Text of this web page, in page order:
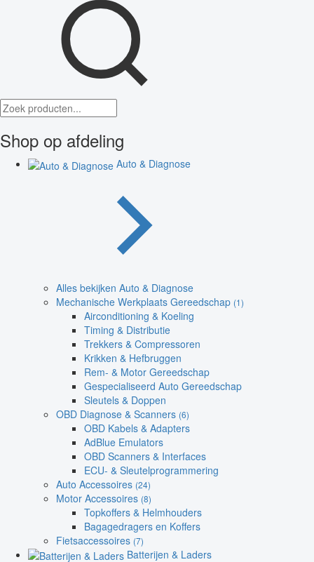
Shop op afdeling
Auto & Diagnose
Alles bekijken Auto & Diagnose
Mechanische Werkplaats Gereedschap (1)
Airconditioning & Koeling
Timing & Distributie
Trekkers & Compressoren
Krikken & Hefbruggen
Rem- & Motor Gereedschap
Gespecialiseerd Auto Gereedschap
Sleutels & Doppen
OBD Diagnose & Scanners (6)
OBD Kabels & Adapters
AdBlue Emulators
OBD Scanners & Interfaces
ECU- & Sleutelprogrammering
Auto Accessoires (24)
Motor Accessoires (8)
Topkoffers & Helmhouders
Bagagedragers en Koffers
Fietsaccessoires (7)
Batterijen & Laders